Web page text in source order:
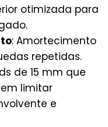
otimizada para
: Amortecimento
repetidas.
de 15 mm que
limitar
e